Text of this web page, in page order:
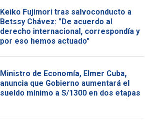
Keiko Fujimori tras salvoconducto a
Betssy Chávez: "De acuerdo al
derecho internacional, correspondía y
por eso hemos actuado"
Ministro de Economía, Elmer Cuba,
anuncia que Gobierno aumentará el
sueldo mínimo a S/1300 en dos etapas